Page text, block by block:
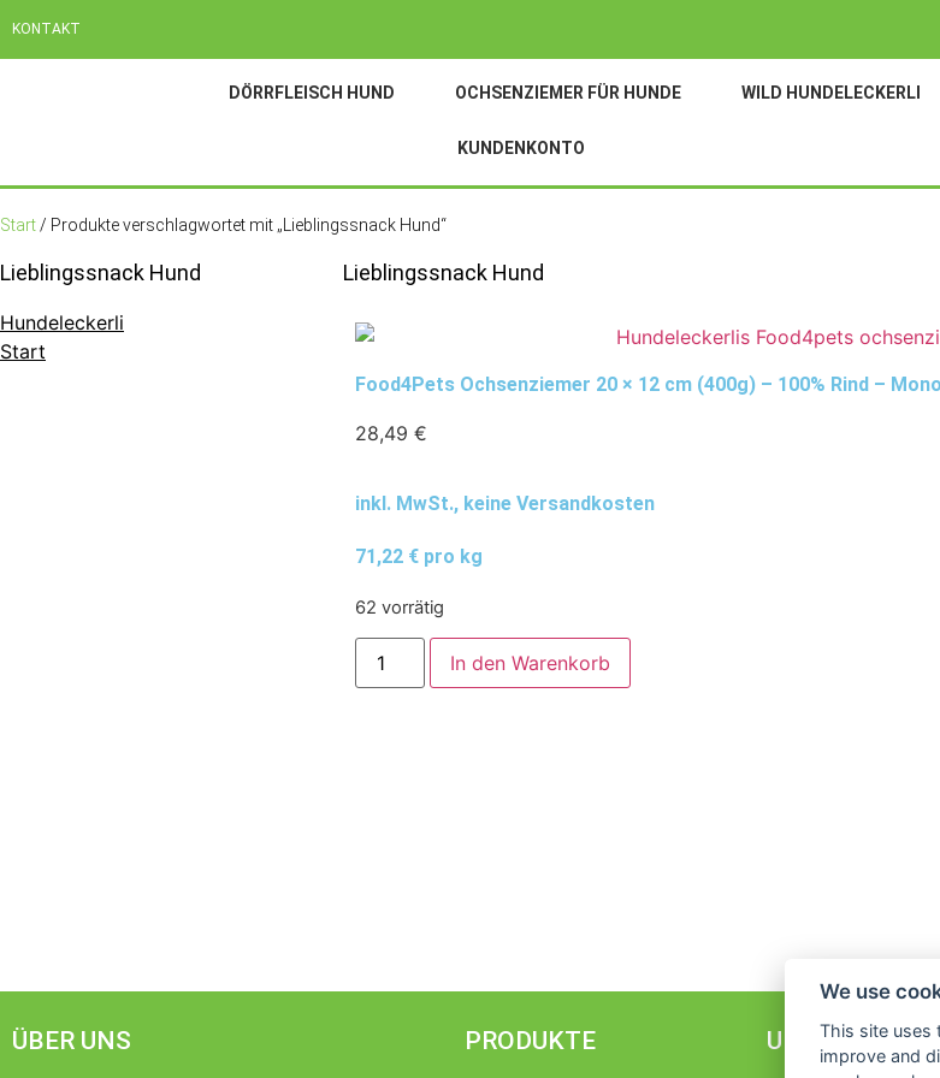
KONTAKT
DÖRRFLEISCH HUND OCHSENZIEMER FÜR HUNDE WILD HUNDELECKERLI
KUNDENKONTO
Start / Produkte verschlagwortet mit „Lieblingssnack Hund“
Lieblingssnack Hund
Hundeleckerli
Start
Lieblingssnack Hund
Food4Pets Ochsenziemer 20 × 12 cm (400g) – 100% Rind –
28,49 €
inkl. MwSt., keine Versandkosten
71,22 € pro kg
62 vorrätig
In den Warenkorb
ÜBER UNS PRODUKTE
We use
This site uses
improve and